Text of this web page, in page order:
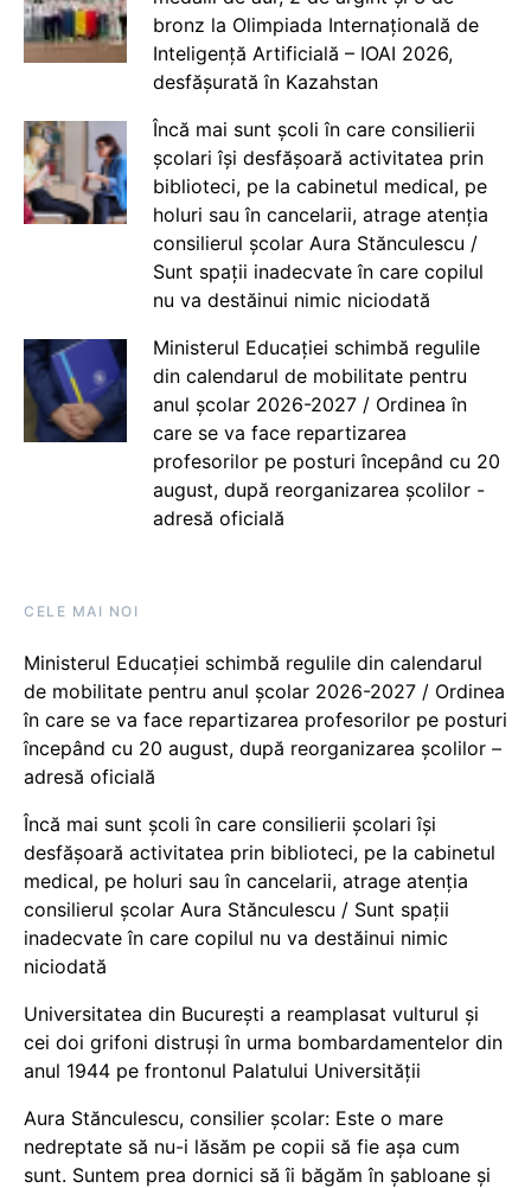
bronz la Olimpiada Internațională de
Inteligență Artificială – IOAI 2026,
desfășurată în Kazahstan
Încă mai sunt școli în care consilierii
școlari își desfășoară activitatea prin
biblioteci, pe la cabinetul medical, pe
holuri sau în cancelarii, atrage atenția
consilierul școlar Aura Stănculescu /
Sunt spații inadecvate în care copilul
nu va destăinui nimic niciodată
Ministerul Educației schimbă regulile
din calendarul de mobilitate pentru
anul școlar 2026-2027 / Ordinea în
care se va face repartizarea
profesorilor pe posturi începând cu 20
august, după reorganizarea școlilor -
adresă oficială
CELE MAI NOI
Ministerul Educației schimbă regulile din calendarul
de mobilitate pentru anul școlar 2026-2027 / Ordinea
în care se va face repartizarea profesorilor pe posturi
începând cu 20 august, după reorganizarea școlilor –
adresă oficială
Încă mai sunt școli în care consilierii școlari își
desfășoară activitatea prin biblioteci, pe la cabinetul
medical, pe holuri sau în cancelarii, atrage atenția
consilierul școlar Aura Stănculescu / Sunt spații
inadecvate în care copilul nu va destăinui nimic
niciodată
Universitatea din București a reamplasat vulturul și
cei doi grifoni distruși în urma bombardamentelor din
anul 1944 pe frontonul Palatului Universității
Aura Stănculescu, consilier școlar: Este o mare
nedreptate să nu-i lăsăm pe copii să fie așa cum
sunt. Suntem prea dornici să îi băgăm în șabloane și